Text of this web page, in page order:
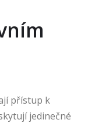
přístup k
jedinečné